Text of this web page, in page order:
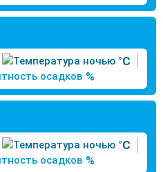
°C
%
°C
%